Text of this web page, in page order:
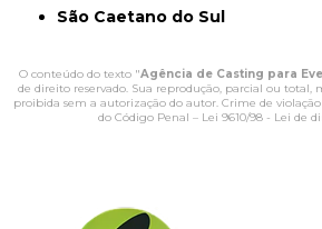
São Caetano do Sul
O conteúdo do texto "Agência de Casting para
de direito reservado. Sua reprodução, parcial ou total,
proibida sem a autorização do autor. Crime de
do Código Penal – Lei 9610/98 - Lei de